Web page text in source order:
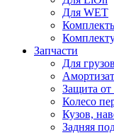
Для WET
Запчасти
Для
Защита от
Колесо
Кузов,
Задняя